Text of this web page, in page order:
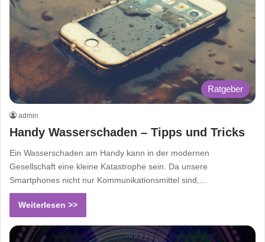
Ratgeber
admin
Handy Wasserschaden – Tipps und Tricks
Ein Wasserschaden am Handy kann in der modernen
Gesellschaft eine kleine Katastrophe sein. Da unsere
Smartphones nicht nur Kommunikationsmittel sind,…
Weiterlesen >>